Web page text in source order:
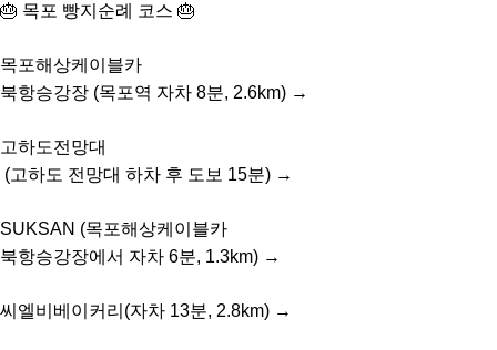
🎂 목포 빵지순례 코스 🎂
목포해상케이블카
북항승강장 (목포역 자차 8분, 2.6km) →
고하도전망대
(고하도 전망대 하차 후 도보 15분) →
SUKSAN (목포해상케이블카
북항승강장에서 자차 6분, 1.3km) →
씨엘비베이커리(자차 13분, 2.8km) →